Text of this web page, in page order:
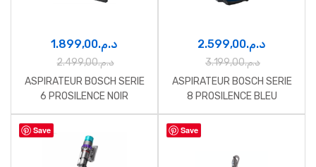
د.م.1.899,00
د.م.2.499,00
ASPIRATEUR BOSCH SERIE
6 PROSILENCE NOIR
د.م.2.599,00
د.م.3.199,00
ASPIRATEUR BOSCH SERIE
8 PROSILENCE BLEU
Save Save